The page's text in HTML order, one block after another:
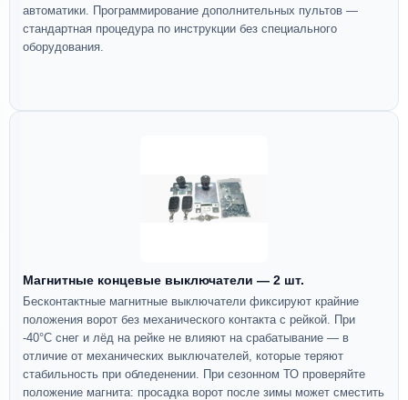
автоматики. Программирование дополнительных пультов —
стандартная процедура по инструкции без специального
оборудования.
Магнитные концевые выключатели — 2 шт.
Бесконтактные магнитные выключатели фиксируют крайние
положения ворот без механического контакта с рейкой. При
-40°C снег и лёд на рейке не влияют на срабатывание — в
отличие от механических выключателей, которые теряют
стабильность при обледенении. При сезонном ТО проверяйте
положение магнита: просадка ворот после зимы может сместить